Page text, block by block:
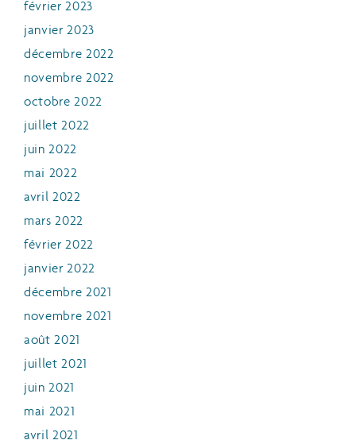
février 2023
janvier 2023
décembre 2022
novembre 2022
octobre 2022
juillet 2022
juin 2022
mai 2022
avril 2022
mars 2022
février 2022
janvier 2022
décembre 2021
novembre 2021
août 2021
juillet 2021
juin 2021
mai 2021
avril 2021